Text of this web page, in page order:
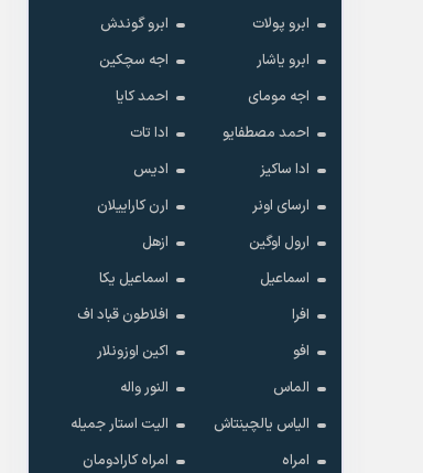
ابرو پولات
ابرو گوندش
ابرو یاشار
اجه سچکین
اجه مومای
احمد کایا
احمد مصطفایو
ادا تات
ادا ساکیز
ادیس
ارسای اونر
ارن کاراییلان
ارول اوگین
ازهل
اسماعیل
اسماعیل یکا
افرا
افلاطون قباد اف
افو
اکین اوزونلار
الماس
النور واله
الیاس یالچینتاش
الیت استار جمیله
امراه
امراه کارادومان